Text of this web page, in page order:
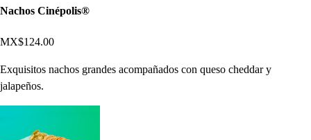
Nachos Cinépolis®
MX$124.00
Exquisitos nachos grandes acompañados con queso cheddar y
jalapeños.